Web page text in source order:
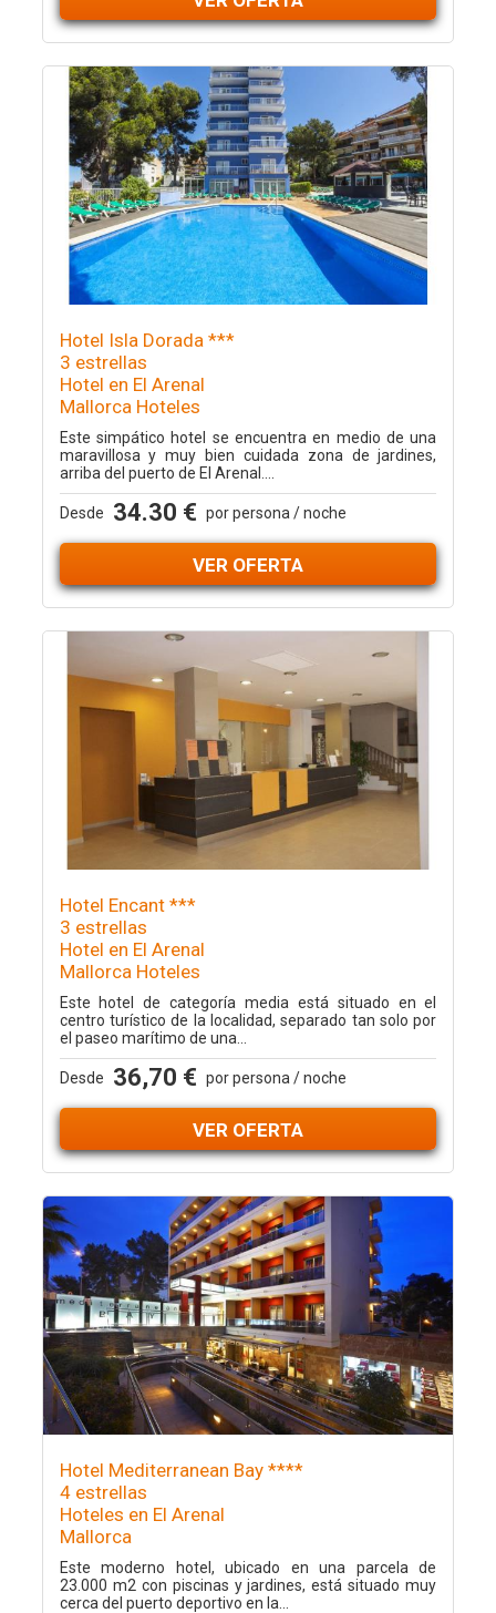
Hotel Isla Dorada ***
3 estrellas
Hotel en El Arenal
Mallorca Hoteles
Este simpático hotel se encuentra en medio de una
maravillosa y muy bien cuidada zona de jardines,
arriba del puerto de El Arenal....
Desde 34.30 € por persona / noche
VER OFERTA
Hotel Encant ***
3 estrellas
Hotel en El Arenal
Mallorca Hoteles
Este hotel de categoría media está situado en el
centro turístico de la localidad, separado tan solo por
el paseo marítimo de una...
Desde 36,70 € por persona / noche
VER OFERTA
Hotel Mediterranean Bay ****
4 estrellas
Hoteles en El Arenal
Mallorca
Este moderno hotel, ubicado en una parcela de
23.000 m2 con piscinas y jardines, está situado muy
cerca del puerto deportivo en la...